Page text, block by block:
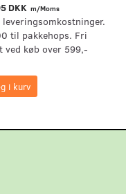
DKK m/Moms
leveringsomkostninger.
til pakkehops. Fri
ved køb over 599,-
i kurv